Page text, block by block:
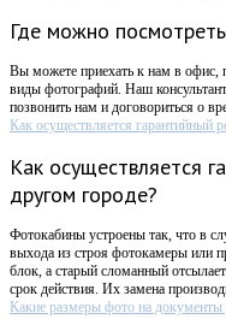
Где можно
Вы можете приехать к нам в офис,
виды фотографий. Наш
позвонить нам и договориться о
Как осуществляется гарантийный
Как осуществляется
другом городе?
Фотокабины устроены так, что в
выхода из строя фотокамеры или
блок, а старый сломанный
срок действия. Их замена
Какие размеры фото на